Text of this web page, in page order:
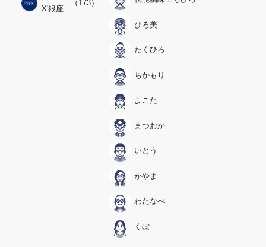
X'銀座
（173）
ひろ美
たくひろ
ちかもり
よこた
まつおか
いとう
かやま
わたなべ
くぼ